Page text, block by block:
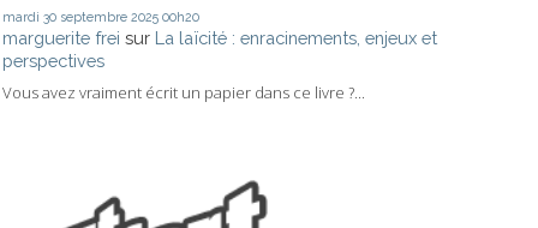
mardi 30 septembre 2025 00h20
marguerite frei sur La laïcité : enracinements, enjeux et
perspectives
Vous avez vraiment écrit un papier dans ce livre ?...